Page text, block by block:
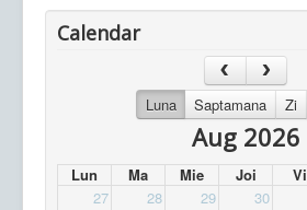
Calendar
Luna Saptamana Zi
Aug 2026
Lun Ma Mie Joi Vi
27
28 29 30